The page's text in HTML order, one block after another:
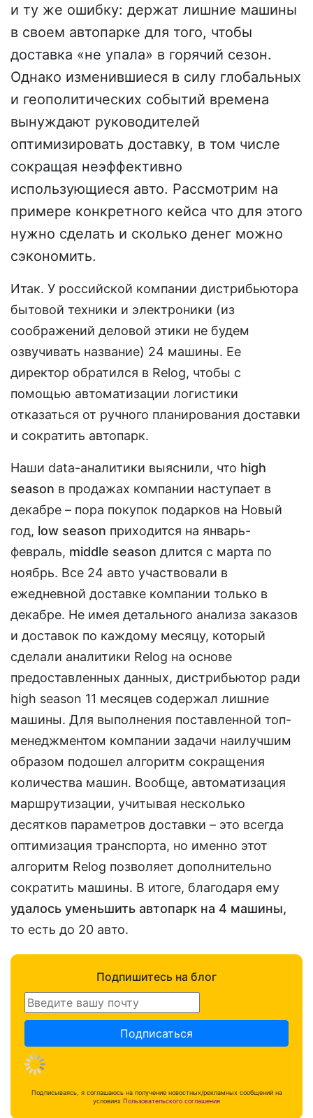
и ту же ошибку: держат лишние машины
в своем автопарке для того, чтобы
доставка «не упала» в горячий сезон.
Однако изменившиеся в силу глобальных
и геополитических событий времена
вынуждают руководителей
оптимизировать доставку, в том числе
сокращая неэффективно
использующиеся авто. Рассмотрим на
примере конкретного кейса что для этого
нужно сделать и сколько денег можно
сэкономить.
Итак. У российской компании дистрибьютора
бытовой техники и электроники (из
соображений деловой этики не будем
озвучивать название) 24 машины. Ее
директор обратился в Relog, чтобы с
помощью автоматизации логистики
отказаться от ручного планирования доставки
и сократить автопарк.
Наши data-аналитики выяснили, что high
season в продажах компании наступает в
декабре – пора покупок подарков на Новый
год, low season приходится на январь-
февраль, middle season длится с марта по
ноябрь. Все 24 авто участвовали в
ежедневной доставке компании только в
декабре. Не имея детального анализа заказов
и доставок по каждому месяцу, который
сделали аналитики Relog на основе
предоставленных данных, дистрибьютор ради
high season 11 месяцев содержал лишние
машины. Для выполнения поставленной топ-
менеджментом компании задачи наилучшим
образом подошел алгоритм сокращения
количества машин. Вообще, автоматизация
маршрутизации, учитывая несколько
десятков параметров доставки – это всегда
оптимизация транспорта, но именно этот
алгоритм Relog позволяет дополнительно
сократить машины. В итоге, благодаря ему
удалось уменьшить автопарк на 4 машины,
то есть до 20 авто.
Подпишитесь на блог
Подписаться
Подписываясь, я соглашаюсь на получение новостных/рекламных сообщений на
условиях Пользовательского соглашения